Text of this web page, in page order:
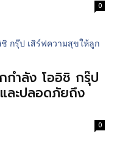
0
ำลัง โออิชิ กรุ๊ป
ละปลอดภัยถึง
0